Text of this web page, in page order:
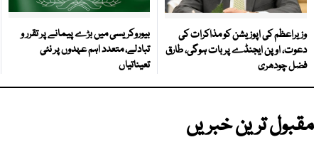
وزیراعظم کی اپوزیشن کو مذاکرات کی
دعوت، اوپن ایجنڈے پر بات ہوگی، طارق
فضل چودھری
بیوروکریسی میں بڑے پیمانے پر تقرر و
تبادلے، متعدد اہم عہدوں پر نئی
تعیناتیاں
مقبول ترین خبریں